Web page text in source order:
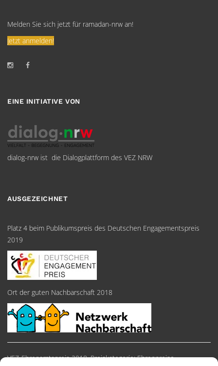
Melden Sie sich jetzt für ramadan-nrw an!
Jetzt anmelden!
EINE INITIATIVE VON
dialog-nrw ist die Dialogplattform des VEZ NRW
AUSGEZEICHNET
Platz 4 beim Publikumspreis des Deutschen Engagementspreis
2019
Ort der guten Nachbarschaft 2018
VEZ-Ehrenamtspreis 2018, Preiskategorie: Ehrenpreise